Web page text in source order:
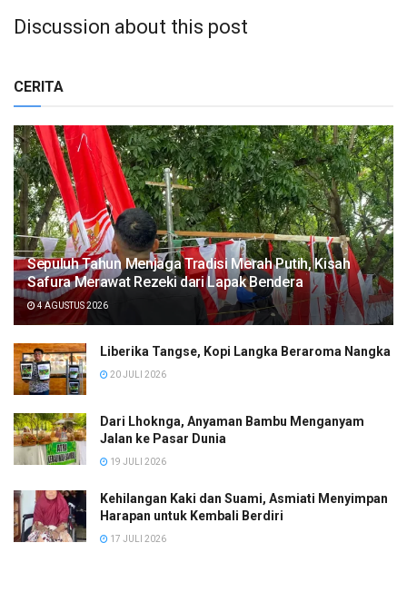
Discussion about this post
CERITA
Sepuluh Tahun Menjaga Tradisi Merah Putih, Kisah
Safura Merawat Rezeki dari Lapak Bendera
4 AGUSTUS 2026
Liberika Tangse, Kopi Langka Beraroma Nangka
20 JULI 2026
Dari Lhoknga, Anyaman Bambu Menganyam
Jalan ke Pasar Dunia
19 JULI 2026
Kehilangan Kaki dan Suami, Asmiati Menyimpan
Harapan untuk Kembali Berdiri
17 JULI 2026